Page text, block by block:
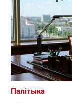
Палітыка